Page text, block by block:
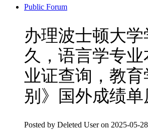
Public Forum
办理波士顿大
久，语言学专
业证查询，教
别》国外成绩
Posted by Deleted User on 2025-05-